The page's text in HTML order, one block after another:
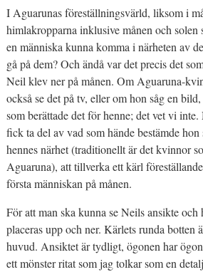
I Aguarunas föreställningsvärld, liksom i
himlakropparna inklusive månen och
en människa kunna komma i närheten av
gå på dem? Och ändå var det precis det
Neil klev ner på månen. Om Aguaruna-
också se det på tv, eller om hon såg en
som berättade det för henne; det vet vi
fick ta del av vad som hände bestämde
hennes närhet (traditionellt är det kvinnor
Aguaruna), att tillverka ett kärl
första människan på månen.
För att man ska kunna se Neils ansikte och
placeras upp och ner. Kärlets runda botten
huvud. Ansiktet är tydligt, ögonen har
ett mönster ritat som jag tolkar som en